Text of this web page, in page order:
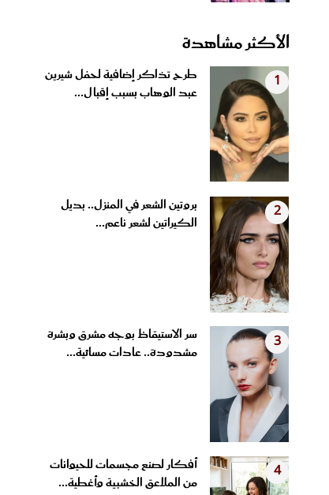
الأكثر مشاهدة
1
طرح تذاكر إضافية لحفل شيرين
عبد الوهاب بسبب إقبال...
2
بروتين الشعر في المنزل.. بديل
الكيراتين لشعر ناعم...
3
سر الاستيقاظ بوجه مشرق وبشرة
مشدودة.. عادات مسائية...
4
أفكار لصنع مجسمات للحيوانات
من الملاعق الخشبية وأغطية...